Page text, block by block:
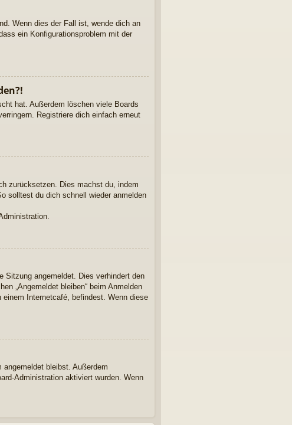
Wenn dies der Fall ist, wende dich an
ein Konfigurationsproblem mit der
hat. Außerdem löschen viele Boards
Registriere dich einfach erneut
zurücksetzen. Dies machst du, indem
solltest du dich schnell wieder anmelden
Sitzung angemeldet. Dies verhindert den
„Angemeldet bleiben“ beim Anmelden
Internetcafé, befindest. Wenn diese
bleibst. Außerdem
Administration aktiviert wurden. Wenn